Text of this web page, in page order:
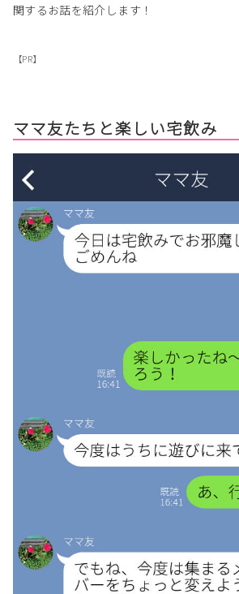
関するお話を紹介します！
【PR】
ママ友たちと楽しい宅飲み